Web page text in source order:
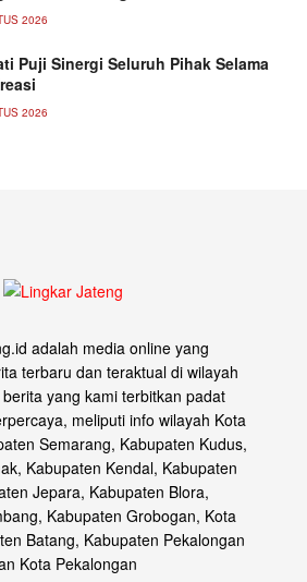
2026
Puji Sinergi Seluruh Pihak Selama
2026
adalah media online yang
terbaru dan teraktual di wilayah
yang kami terbitkan padat
meliputi info wilayah Kota
Semarang, Kabupaten Kudus,
Kabupaten Kendal, Kabupaten
Jepara, Kabupaten Blora,
Kabupaten Grobogan, Kota
Batang, Kabupaten Pekalongan
Kota Pekalongan